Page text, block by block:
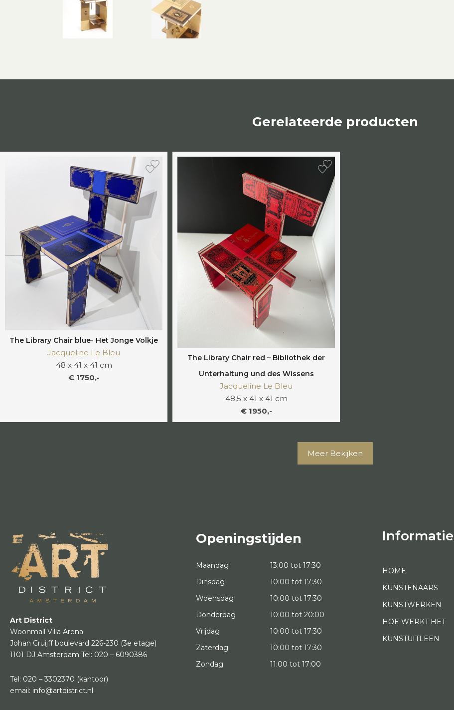
Gerelateerde producten
The Library Chair blue- Het Jonge Volkje
Jacqueline Le Bleu
48 x 41 x 41 cm
€ 1750,-
The Library Chair red – Bibliothek der
Unterhaltung und des Wissens
Jacqueline Le Bleu
48,5 x 41 x 41 cm
€ 1950,-
Meer Bekijken
Art District
Woonmall Villa Arena
Johan Cruijff boulevard 226-230 (3e etage)
1101 DJ Amsterdam Tel: 020 – 6090386
Tel: 020 – 3302370 (kantoor)
email: info@artdistrict.nl
Openingstijden
Maandag
13:00 tot 17:30
Dinsdag
10:00 tot 17:30
Woensdag
10:00 tot 17:30
Donderdag
10:00 tot 20:00
Vrijdag
10:00 tot 17:30
Zaterdag
10:00 tot 17:30
Zondag
11:00 tot 17:00
Informatie
HOME
KUNSTENAARS
KUNSTWERKEN
HOE WERKT HET
KUNSTUITLEEN